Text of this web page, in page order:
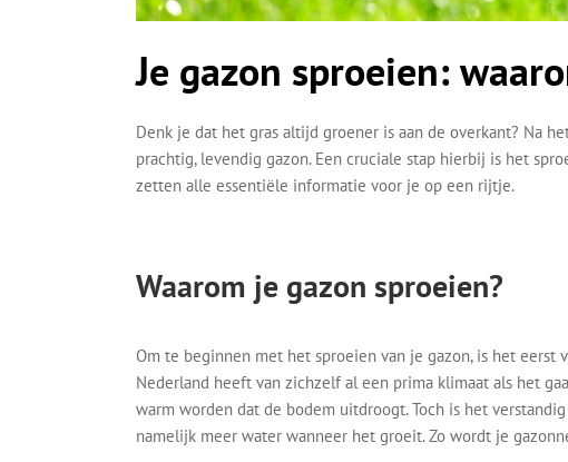
Je gazon sproeien:
Denk je dat het gras altijd groener is aan de overkant? Na
prachtig, levendig gazon. Een cruciale stap hierbij is het
zetten alle essentiële informatie voor je op een rijtje.
Waarom je gazon sproeien?
Om te beginnen met het sproeien van je gazon, is het
Nederland heeft van zichzelf al een prima klimaat als het
warm worden dat de bodem uitdroogt. Toch is het
namelijk meer water wanneer het groeit. Zo wordt je